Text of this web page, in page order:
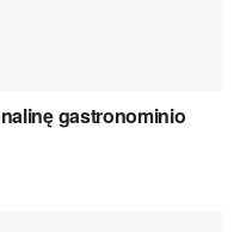
gastronominio